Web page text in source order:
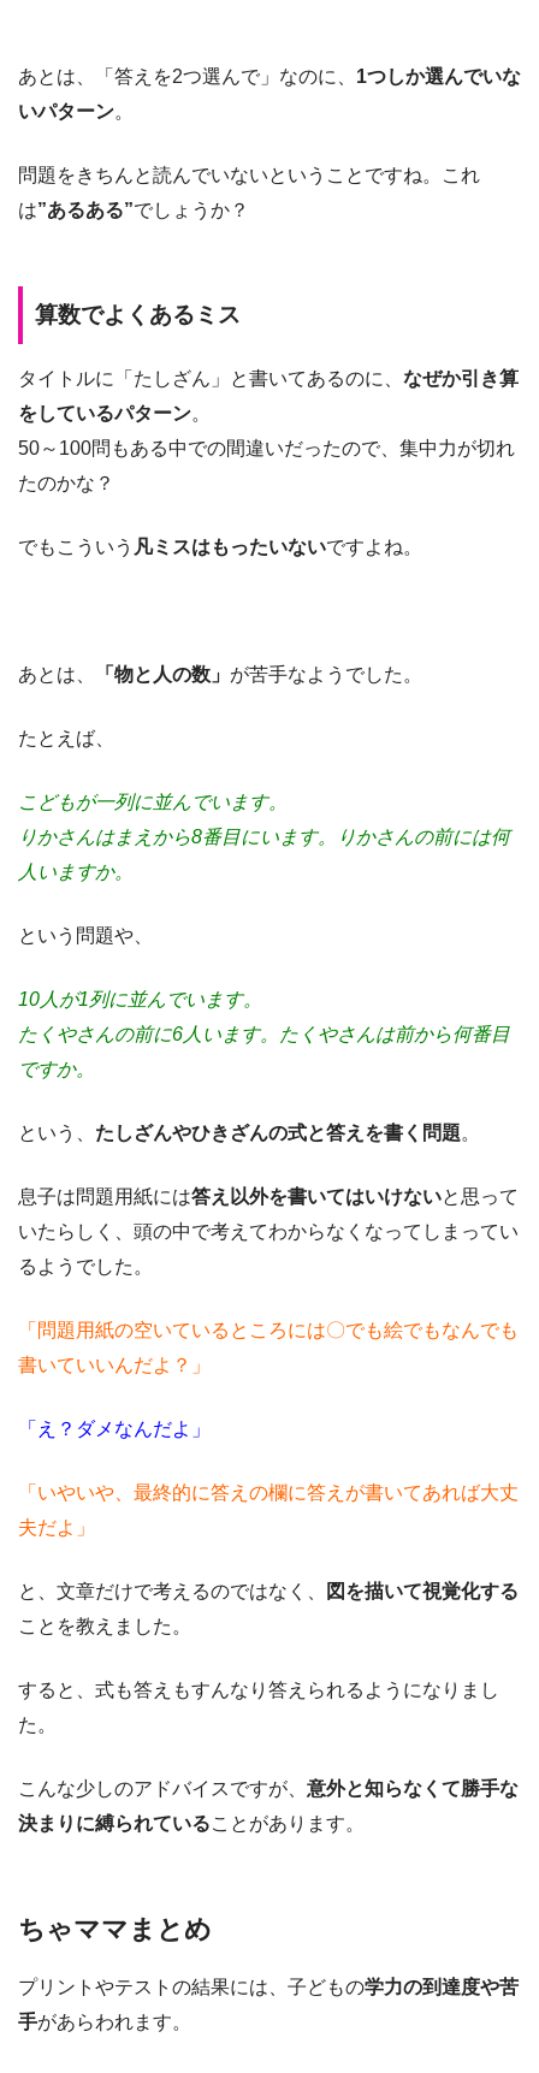
あとは、「答えを2つ選んで」なのに、 1つしか選んでいな
いパターン。
問題をきちんと読んでいないということですね。これ
は”あるある”でしょうか？
算数でよくあるミス
タイトルに「たしざん」と書いてあるのに、 なぜか引き算
をしているパターン。
50～100問もある中での間違いだったので、集中力が切れ
たのかな？
でもこういう 凡ミスはもったいないですよね。
あとは、 「物と人の数」 が苦手なようでした。
たとえば、
こどもが一列に並んでいます。
りかさんはまえから8番目にいます。りかさんの前には何
人いますか。
という問題や、
10人が1列に並んでいます。
たくやさんの前に6人います。たくやさんは前から何番目
ですか。
という、 たしざんやひきざんの式と答えを書く問題。
息子は問題用紙には答え以外を書いてはいけないと思って
いたらしく、頭の中で考えてわからなくなってしまってい
るようでした。
「問題用紙の空いているところには〇でも絵でもなんでも
書いていいんだよ？」
「え？ダメなんだよ」
「いやいや、最終的に答えの欄に答えが書いてあれば大丈
夫だよ」
と、文章だけで考えるのではなく、
図を描いて視覚化する
ことを教えました。
すると、式も答えもすんなり答えられるようになりまし
た。
こんな少しのアドバイスですが、 意外と知らなくて勝手な
決まりに縛られていることがあります。
ちゃママまとめ
プリントやテストの結果には、子どもの学力の到達度や苦
手があらわれます。